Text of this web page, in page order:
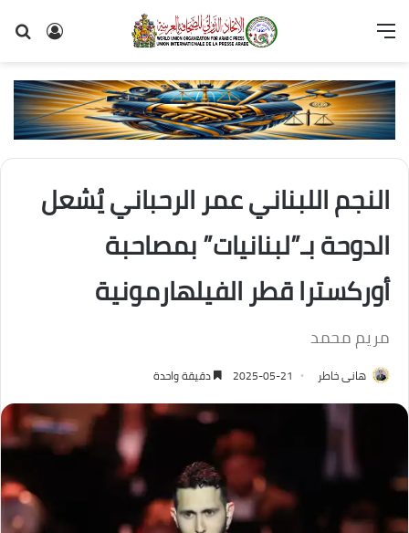
تسجيل
القائمة
النجم اللبناني عمر الرحباني يُشعل
الدوحة بـ”لبنانيات” بمصاحبة
أوركسترا قطر الفيلهارمونية
مريم محمد
هانى خاطر 2025-05-21 دقيقة واحدة